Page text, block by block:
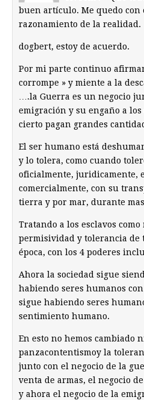
buen artículo. Me quedo
razonamiento de la realidad.
dogbert, estoy de acuerdo.
Por mi parte continuo
corrompe » y miente a la
….la Guerra es un negocio
emigración y su engaño a
cierto pagan grandes
El ser humano está
y lo tolera, como cuando
oficialmente, juridicamente,
comercialmente, con su
tierra y por mar, durante
Tratando a los esclavos
permisividad y tolerancia de
época, con los 4 poderes
Ahora la sociedad sigue
habiendo seres humanos
sigue habiendo seres
sentimiento humano.
En esto no hemos cambiado
panzacontentismoy la
junto con el negocio de la
venta de armas, el negocio
y ahora el negocio de la